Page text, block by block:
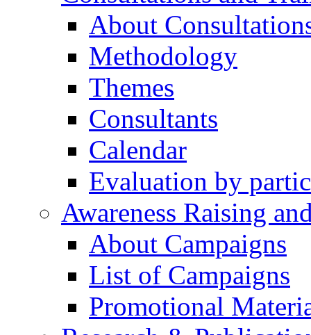
About
Methodology
Themes
Consultants
Calendar
Evaluation by
Awareness Raising
About Campaigns
List of Campaigns
Promotional